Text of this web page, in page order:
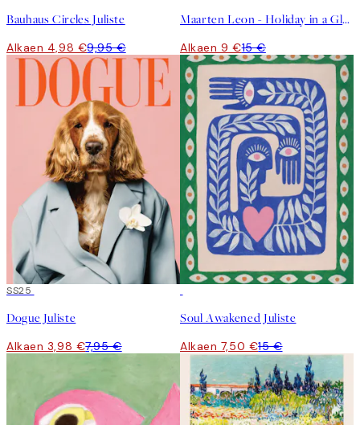
Bauhaus Circles Juliste
Alkaen 4,98 €9,95 €
Maarten Leon - Holiday in a Glass No1 Juliste
Alkaen 9 €15 €
50%*
SS25
Dogue Juliste
Alkaen 3,98 €7,95 €
Soul Awakened Juliste
Alkaen 7,50 €15 €